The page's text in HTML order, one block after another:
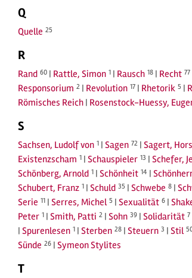
Q
Quelle 25
R
Rand 60 | Rattle, Simon 1 | Rausch 18 | Recht 77
Responsorium 2 | Revolution 17 | Rhetorik 5 |
Römisches Reich | Rosenstock-Huessy,
S
Sachsen, Ludolf von 1 | Sagen 72 | Sagert,
Existenzscham 1 | Schauspieler 13 | Schefer,
Schönberg, Arnold 1 | Schönheit 14 |
Schubert, Franz 1 | Schuld 35 | Schwebe 8 |
Serie 11 | Serres, Michel 5 | Sexualität 6 |
Peter 1 | Smith, Patti 2 | Sohn 39 | Solidarität 7
| Spurenlesen 1 | Sterben 28 | Steuern 3 | Stil
Sünde 26 | Symeon Stylites
T